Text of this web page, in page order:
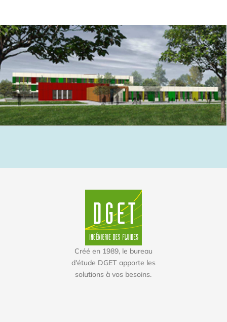
Créé en 1989, le bureau
d'étude DGET apporte les
solutions à vos besoins.